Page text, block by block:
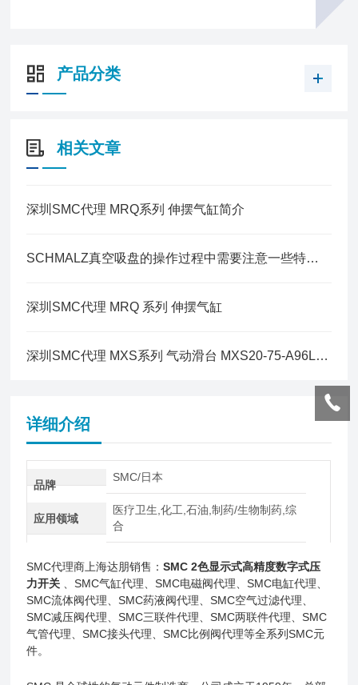
产品分类
相关文章
深圳SMC代理 MRQ系列 伸摆气缸简介
SCHMALZ真空吸盘的操作过程中需要注意一些特殊事项
深圳SMC代理 MRQ 系列 伸摆气缸
深圳SMC代理 MXS系列 气动滑台 MXS20-75-A96L简介
详细介绍
品牌
SMC/日本
应用领域
医疗卫生,化工,石油,制药/生物制药,综
合
SMC代理商上海达朋销售：SMC 2色显示式高精度数字式压
力开关
、SMC气缸代理、SMC电磁阀代理、SMC电缸代理、
SMC流体阀代理、SMC药液阀代理、SMC空气过滤代理、
SMC减压阀代理、SMC三联件代理、SMC两联件代理、SMC
气管代理、SMC接头代理、SMC比例阀代理等全系列SMC元
件。